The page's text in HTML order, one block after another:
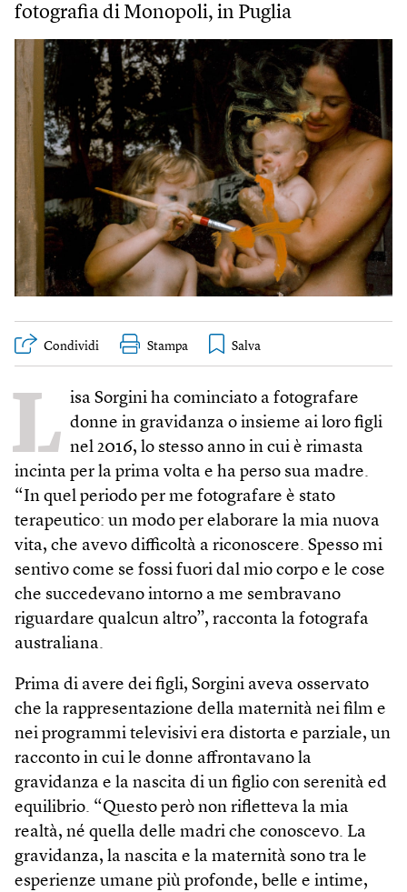
fotografia di Monopoli, in Puglia
Condividi Stampa
L isa Sorgini ha cominciato a fotografare
donne in gravidanza o insieme ai loro figli
nel 2016, lo stesso anno in cui è rimasta
incinta per la prima volta e ha perso sua madre.
“In quel periodo per me fotografare è stato
terapeutico: un modo per elaborare la mia nuova
vita, che avevo difficoltà a riconoscere. Spesso mi
sentivo come se fossi fuori dal mio corpo e le cose
che succedevano intorno a me sembravano
riguardare qualcun altro”, racconta la fotografa
australiana.
Prima di avere dei figli, Sorgini aveva osservato
che la rappresentazione della maternità nei film e
nei programmi televisivi era distorta e parziale, un
racconto in cui le donne affrontavano la
gravidanza e la nascita di un figlio con serenità ed
equilibrio. “Questo però non rifletteva la mia
realtà, né quella delle madri che conoscevo. La
gravidanza, la nascita e la maternità sono tra le
esperienze umane più profonde, belle e intime,